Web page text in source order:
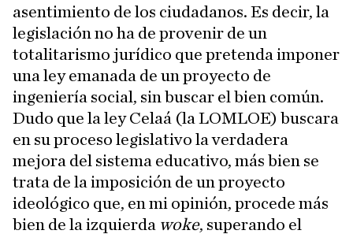
asentimiento de los ciudadanos. Es decir, la
legislación no ha de provenir de un
totalitarismo jurídico que pretenda imponer
una ley emanada de un proyecto de
ingeniería social, sin buscar el bien común.
Dudo que la ley Celaá (la LOMLOE) buscara
en su proceso legislativo la verdadera
mejora del sistema educativo, más bien se
trata de la imposición de un proyecto
ideológico que, en mi opinión, procede más
bien de la izquierda woke, superando el